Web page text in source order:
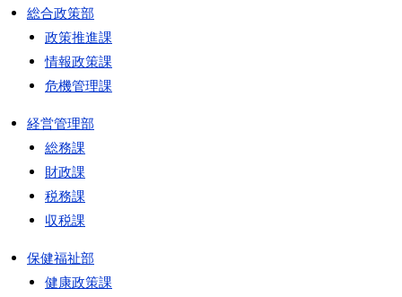
総合政策部
政策推進課
情報政策課
危機管理課
経営管理部
総務課
財政課
税務課
収税課
保健福祉部
健康政策課